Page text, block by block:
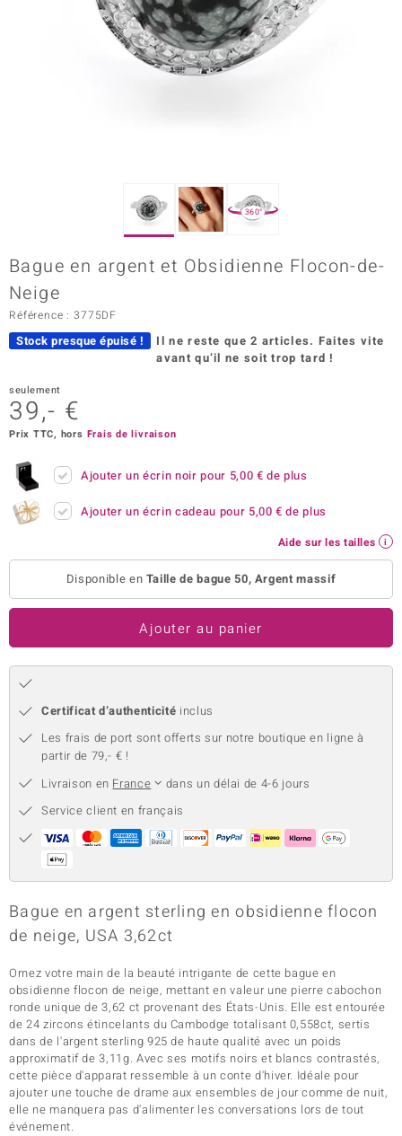
Paraíso
Collection
360°
Bague en argent et Obsidienne Flocon-de-
Neige
Référence : 3775DF
Stock presque épuisé ! Il ne reste que 2 articles. Faites vite
avant qu’il ne soit trop tard !
seulement
39,- €
Prix TTC, hors Frais de livraison
Ajouter un écrin noir pour 5,00 € de plus
Ajouter un écrin cadeau pour 5,00 € de plus
Aide sur les tailles
Disponible en Taille de bague 50, Argent massif
Ajouter au panier
Certificat d’authenticité inclus
Les frais de port sont offerts sur notre boutique en ligne à
partir de 79,- € !
Livraison en France
dans un délai de 4-6 jours
Service client en français
Bague en argent sterling en obsidienne flocon
de neige, USA 3,62ct
Ornez votre main de la beauté intrigante de cette bague en
obsidienne flocon de neige, mettant en valeur une pierre cabochon
ronde unique de 3,62 ct provenant des États-Unis. Elle est entourée
de 24 zircons étincelants du Cambodge totalisant 0,558ct, sertis
dans de l'argent sterling 925 de haute qualité avec un poids
approximatif de 3,11g. Avec ses motifs noirs et blancs contrastés,
cette pièce d'apparat ressemble à un conte d'hiver. Idéale pour
ajouter une touche de drame aux ensembles de jour comme de nuit,
elle ne manquera pas d'alimenter les conversations lors de tout
événement.